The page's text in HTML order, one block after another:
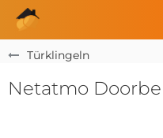
Türklingeln
Netatmo